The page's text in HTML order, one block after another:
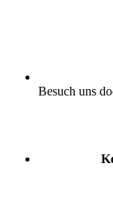
Besuch uns